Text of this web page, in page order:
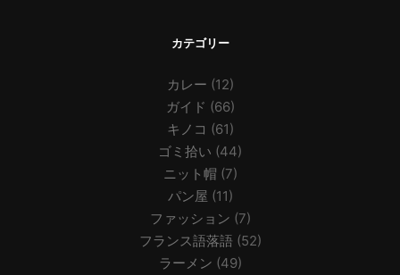
カテゴリー
カレー (12)
ガイド (66)
キノコ (61)
ゴミ拾い (44)
ニット帽 (7)
パン屋 (11)
ファッション (7)
フランス語落語 (52)
ラーメン (49)